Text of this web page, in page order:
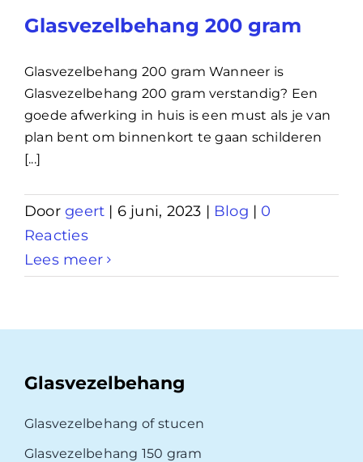
Glasvezelbehang 200 gram
Glasvezelbehang 200 gram Wanneer is
Glasvezelbehang 200 gram verstandig? Een
goede afwerking in huis is een must als je van
plan bent om binnenkort te gaan schilderen
[...]
Doorgeert | 6 juni, 2023 | Blog | 0
Reacties
Lees meer
Glasvezelbehang
Glasvezelbehang of stucen
Glasvezelbehang 150 gram